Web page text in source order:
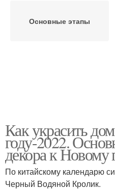
Основные этапы
Как украсить
году-2022.
декора к Новому
По китайскому календарю
Черный Водяной Кролик.